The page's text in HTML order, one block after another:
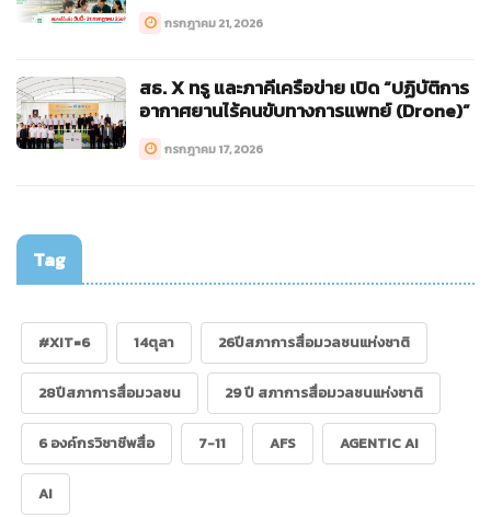
กรกฎาคม 21, 2026
สธ. X ทรู และภาคีเครือข่าย เปิด “ปฏิบัติการ
อากาศยานไร้คนขับทางการแพทย์ (Drone)”
กรกฎาคม 17, 2026
Tag
#XIT=6 14ตุลา 26ปีสภาการสื่อมวลชนแห่งชาติ
28ปีสภาการสื่อมวลชน 29 ปี สภาการสื่อมวลชนแห่งชาติ
6 องค์กรวิชาชีพสื่อ 7-11 AFS AGENTIC AI
AI